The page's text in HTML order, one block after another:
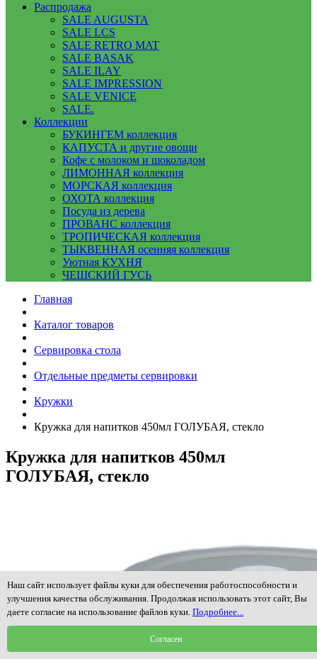
Распродажа
SALE AUGUSTA
SALE LCS
SALE RETRO MAT
SALE BASAK
SALE ILAY
SALE IMPRESSION
SALE VENICE
SALE.
Коллекции
БУКИНГЕМ коллекция
КАПУСТА и другие овощи
Кофе с молоком и шоколадом
ЛИМОННАЯ коллекция
МОРСКАЯ коллекция
ОХОТА коллекция
Посуда из дерева
ПРОВАНС коллекция
ТРОПИЧЕСКАЯ коллекция
ТЫКВЕННАЯ осенняя коллекция
Уютная КУХНЯ
ЧЕШСКИЙ ГУСЬ
Главная
Каталог товаров
Сервировка стола
Отдельные предметы сервировки
Кружки
Кружка для напитков 450мл ГОЛУБАЯ, стекло
Кружка для напитков 450мл
ГОЛУБАЯ, стекло
Наш сайт использует файлы куки для обеспечения работоспособности и
улучшения качества обслуживания. Продолжая использовать этот сайт, Вы
даете согласие на использование файлов куки. Подробнее...
Согласен